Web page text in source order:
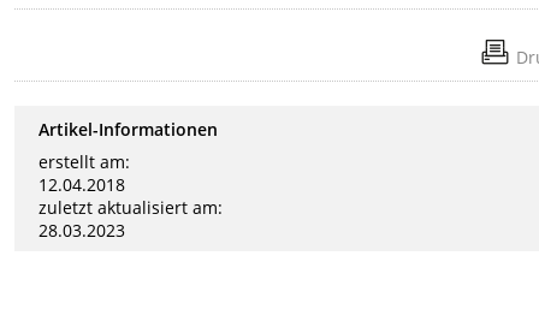
Artikel-Informationen
erstellt am:
12.04.2018
zuletzt aktualisiert am:
28.03.2023